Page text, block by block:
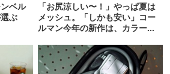
ベル
ぶ
「お尻涼しい〜！」やっぱ夏は
メッシュ。「しかも安い」コー
ルマン今年の新作は、カラーも